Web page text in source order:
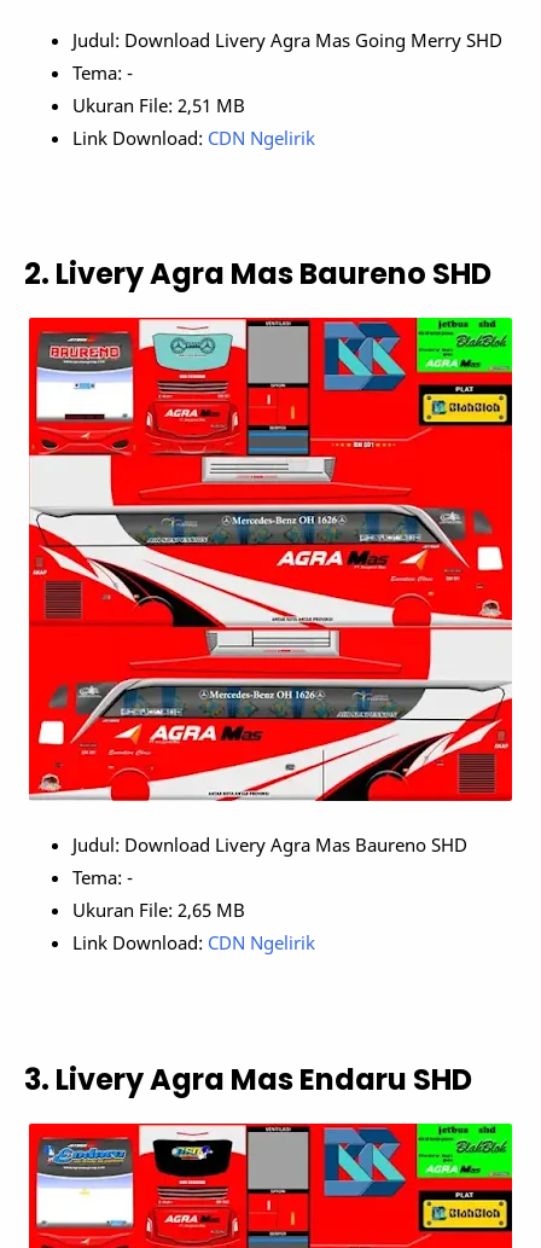
Judul: Download Livery Agra Mas Going Merry SHD
Tema: -
Ukuran File: 2,51 MB
Link Download: CDN Ngelirik
2. Livery Agra Mas Baureno SHD
Judul: Download Livery Agra Mas Baureno SHD
Tema: -
Ukuran File: 2,65 MB
Link Download: CDN Ngelirik
3. Livery Agra Mas Endaru SHD